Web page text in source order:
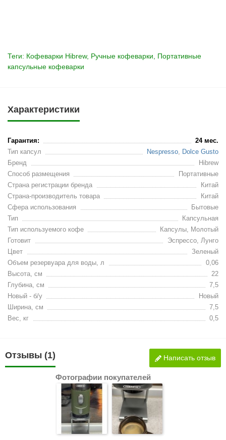
Теги: Кофеварки Hibrew, Ручные кофеварки
Портативные
капсульные кофеварки
Характеристики
Гарантия:
24 мес.
Тип капсул
Nespresso, Dolce Gusto
Бренд
Hibrew
Способ размещения
Портативные
Страна регистрации бренда
Китай
Страна-производитель товара
Китай
Сфера использования
Бытовые
Тип
Капсульная
Тип используемого кофе
Капсулы, Молотый
Готовит
Эспрессо, Лунго
Цвет
Зеленый
Объем резервуара для воды, л
0,06
Высота, см
22
Глубина, см
7,5
Новый - б/у
Новый
Ширина, см
7,5
Вес, кг
0,5
Отзывы (1) Написать отзыв
Фотографии покупателей